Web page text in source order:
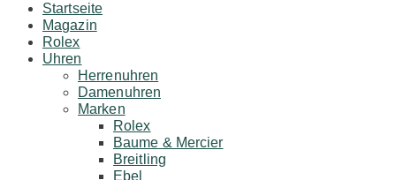
Startseite
Magazin
Rolex
Uhren
Herrenuhren
Damenuhren
Marken
Rolex
Baume & Mercier
Breitling
Ebel